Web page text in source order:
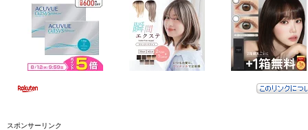
スポンサーリンク